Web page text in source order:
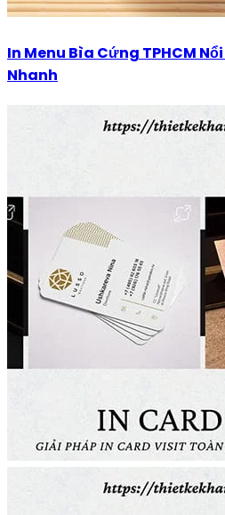
In Menu Bìa Cứng TPHCM
Nhanh